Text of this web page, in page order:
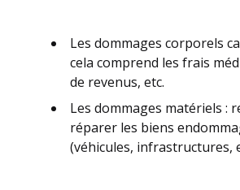
Les dommages corporels
cela comprend les frais
de revenus, etc.
Les dommages matériels :
réparer les biens
(véhicules, infrastructures,